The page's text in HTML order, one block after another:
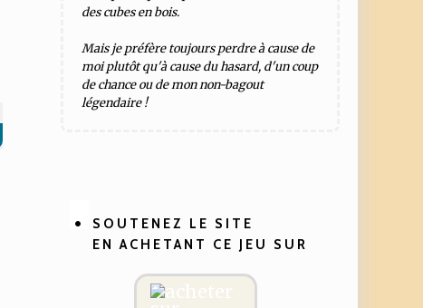
des cubes en bois.
Mais je préfère toujours perdre à cause de
moi plutôt qu'à cause du hasard, d'un coup
de chance ou de mon non-bagout
légendaire !
SOUTENEZ LE SITE
EN ACHETANT CE JEU SUR